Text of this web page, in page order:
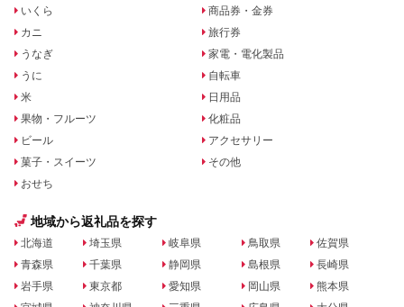
いくら
カニ
うなぎ
うに
米
果物・フルーツ
ビール
菓子・スイーツ
おせち
商品券・金券
旅行券
家電・電化製品
自転車
日用品
化粧品
アクセサリー
その他
地域から返礼品を探す
北海道
青森県
岩手県
埼玉県
千葉県
東京都
岐阜県
静岡県
愛知県
鳥取県
島根県
岡山県
佐賀県
長崎県
熊本県